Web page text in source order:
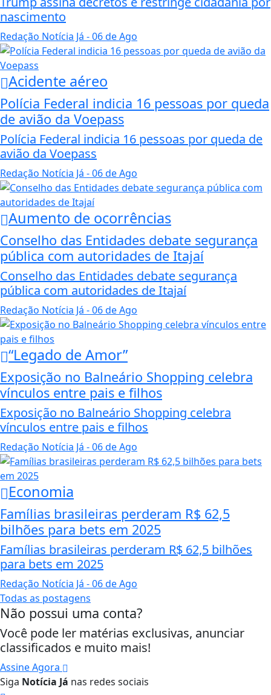
nascimento
Redação Notícia Já - 06 de Ago
Acidente aéreo
Polícia Federal indicia 16 pessoas por queda
de avião da Voepass
Polícia Federal indicia 16 pessoas por queda de
avião da Voepass
Redação Notícia Já - 06 de Ago
Aumento de ocorrências
Conselho das Entidades debate segurança
pública com autoridades de Itajaí
Conselho das Entidades debate segurança
pública com autoridades de Itajaí
Redação Notícia Já - 06 de Ago
“Legado de Amor”
Exposição no Balneário Shopping celebra
vínculos entre pais e filhos
Exposição no Balneário Shopping celebra
vínculos entre pais e filhos
Redação Notícia Já - 06 de Ago
Economia
Famílias brasileiras perderam R$ 62,5
bilhões para bets em 2025
Famílias brasileiras perderam R$ 62,5 bilhões
para bets em 2025
Redação Notícia Já - 06 de Ago
Todas as postagens
Não possui uma conta?
Você pode ler matérias exclusivas, anunciar
classificados e muito mais!
Assine Agora
Siga Notícia Já nas redes sociais